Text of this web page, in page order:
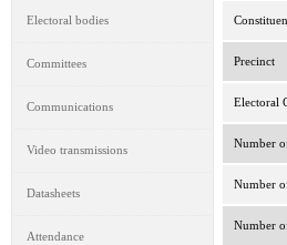
Electoral bodies
Committees
Communications
Video transmissions
Datasheets
Attendance
Precinct
Electoral
Number
Number
Number